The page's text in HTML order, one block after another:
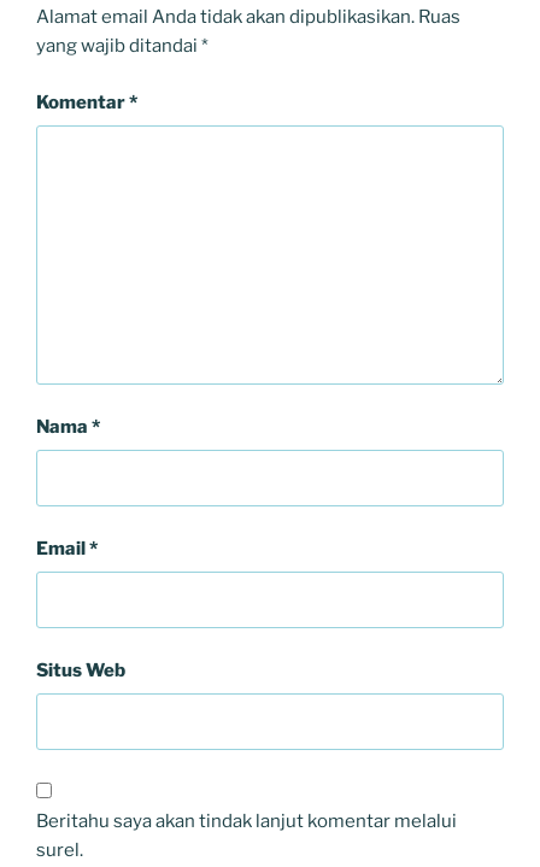
Alamat email Anda tidak akan dipublikasikan. Ruas
yang wajib ditandai *
Komentar*
Nama *
Email*
Situs Web
Beritahu saya akan tindak lanjut komentar melalui
surel.